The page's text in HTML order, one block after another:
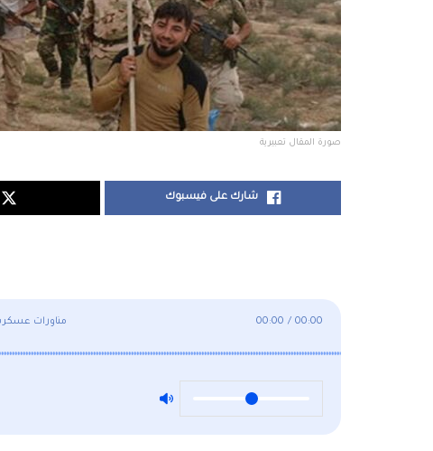
صورة المقال تعبيرية
شارك على فيسبوك
مناورات 00:00 / 00:00